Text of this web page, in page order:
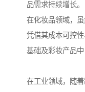
品需求持续增长。
在化妆品领域，
凭借其成本可控
基础及彩妆产品中
在工业领域，随